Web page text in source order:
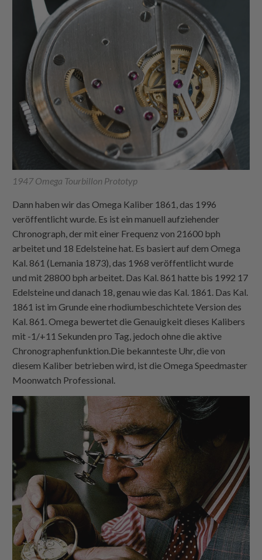
1947 Omega Tourbillon Prototyp
Dann haben wir das Omega Kaliber 1861, das 1996
veröffentlicht wurde. Es ist ein manuell aufziehender
Chronograph, der mit einer Frequenz von 21600 bph
arbeitet und 18 Edelsteine hat. Es basiert auf dem Omega
Kal. 861 (Lemania 1873), das 1968 veröffentlicht wurde
und mit 28800 bph arbeitet. Das Kal. 861 hatte bis 1992 17
Edelsteine und danach 18, genau wie das Kal. 1861. Das Kal.
1861 ist im Grunde eine rhodiumbeschichtete Version des
Kal. 861. Omega bewertet die Genauigkeit dieses Kalibers
mit -1/+11 Sekunden pro Tag, jedoch ohne die aktive
Chronographenfunktion.Die bekannteste Uhr, die von
diesem Kaliber betrieben wird, ist die Omega Speedmaster
Moonwatch Professional.